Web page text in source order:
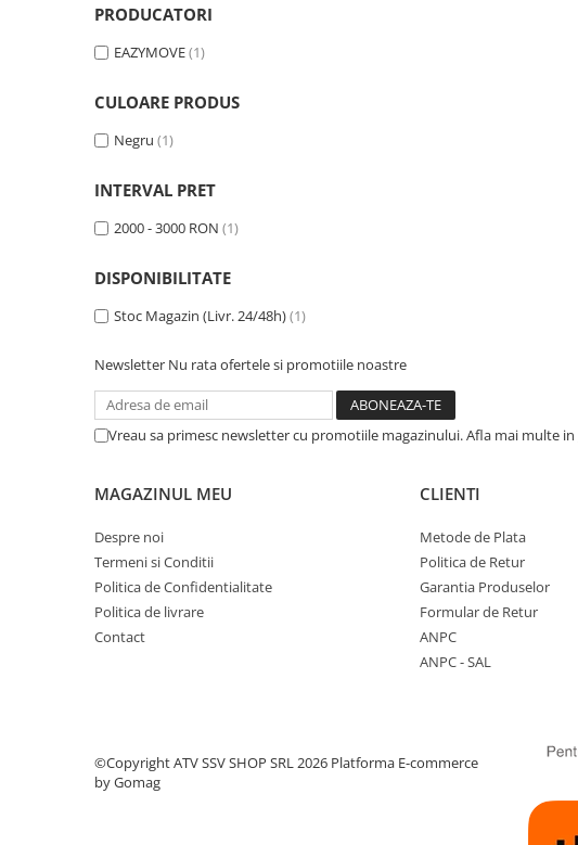
ATV COPII
CROSS ENDURO
Set Complet
PRODUCATORI
EAZYMOVE(1)
CULOARE PRODUS
Negru (1)
INTERVAL PRET
2000 - 3000 RON (1)
DISPONIBILITATE
Stoc Magazin (Livr. 24/48h)(1)
Newsletter Nu rata ofertele si promotiile noastre
Vreau sa primesc newsletter cu promotiile magazinului. Afla mai multe in
MAGAZINUL MEU
Despre noi
Termeni si Conditii
Politica de Confidentialitate
Politica de livrare
Contact
CLIENTI
Metode de Plata
Politica de Retur
Garantia Produselor
Formular de Retur
ANPC
ANPC - SAL
©Copyright ATV SSV SHOP SRL 2026 Platforma E-commerce
by Gomag